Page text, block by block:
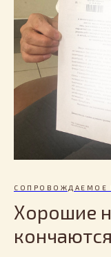
СОПРОВОЖДАЕМОЕ
Хорошие